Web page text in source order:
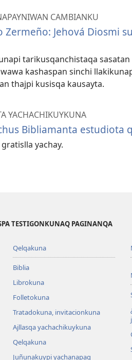
CAMBIANKU
Zermeño: Jehová Diosmi
tarikusqanchistaqa
kashaspan sinchi
thajpi kusisqa kausayta.
YACHACHIKUYKUNA
Bibliamanta estudiota
yachay.
TESTIGONKUNAQ PAGINANQA
Qelqakuna
Biblia
Librokuna
Folletokuna
Tratadokuna, invitacionkuna
Ajllasqa yachachikuykuna
Qelqakuna
Juñunakuypi yachanapaq